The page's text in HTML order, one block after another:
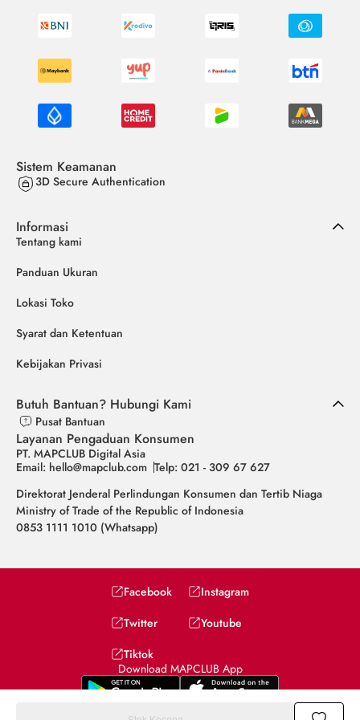
Sistem Keamanan
3D Secure Authentication
Informasi
Tentang kami
Panduan Ukuran
Lokasi Toko
Syarat dan Ketentuan
Kebijakan Privasi
Butuh Bantuan? Hubungi Kami
Pusat Bantuan
Layanan Pengaduan Konsumen
PT. MAPCLUB Digital Asia
Email: hello@mapclub.com Telp: 021 - 309 67 627
Direktorat Jenderal Perlindungan Konsumen dan Tertib Niaga
Ministry of Trade of the Republic of Indonesia
0853 1111 1010 (Whatsapp)
Facebook
Instagram
Twitter
Youtube
Tiktok
Download MAPCLUB App